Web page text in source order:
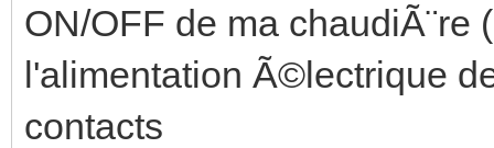
ON/OFF de ma chaudiÃ¨re
l'alimentation Ã©lectrique
contacts